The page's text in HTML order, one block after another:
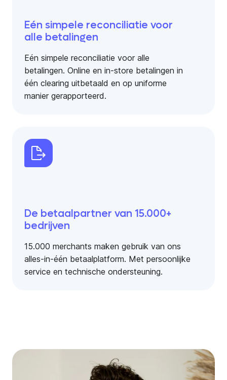
Eén simpele reconciliatie voor
alle betalingen
Eén simpele reconciliatie voor alle
betalingen. Online en in-store betalingen in
één clearing uitbetaald en op uniforme
manier gerapporteerd.
De betaalpartner van 15.000+
bedrijven
15.000 merchants maken gebruik van ons
alles-in-één betaalplatform. Met persoonlijke
service en technische ondersteuning.